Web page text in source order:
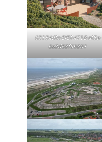
63184dfc-5f5f-4718-af5a-
0a3d58f69801